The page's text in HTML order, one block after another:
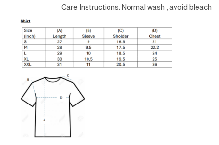
Care Instructions: Normal wash , avoid bleach